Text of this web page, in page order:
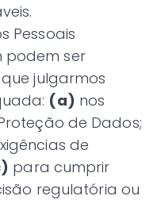
Pessoais
podem ser
julgarmos
(a) nos
de Dados;
de
para cumprir
regulatória ou